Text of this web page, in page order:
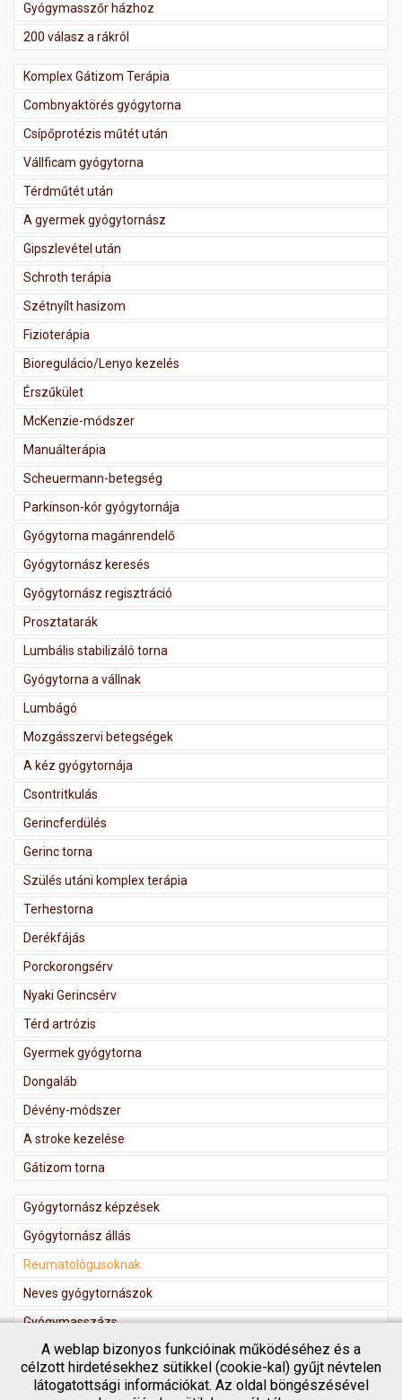
Gyógymasszőr házhoz
200 válasz a rákról
Komplex Gátizom Terápia
Combnyaktörés gyógytorna
Csípőprotézis műtét után
Vállficam gyógytorna
Térdműtét után
A gyermek gyógytornász
Gipszlevétel után
Schroth terápia
Szétnyílt hasizom
Fizioterápia
Bioregulácio/Lenyo kezelés
Érszűkület
McKenzie-módszer
Manuálterápia
Scheuermann-betegség
Parkinson-kór gyógytornája
Gyógytorna magánrendelő
Gyógytornász keresés
Gyógytornász regisztráció
Prosztatarák
Lumbális stabilizáló torna
Gyógytorna a vállnak
Lumbágó
Mozgásszervi betegségek
A kéz gyógytornája
Csontritkulás
Gerincferdülés
Gerinc torna
Szülés utáni komplex terápia
Terhestorna
Derékfájás
Porckorongsérv
Nyaki Gerincsérv
Térd artrózis
Gyermek gyógytorna
Dongaláb
Dévény-módszer
A stroke kezelése
Gátizom torna
Gyógytornász képzések
Gyógytornász állás
Reumatológusoknak
Neves gyógytornászok
Gyógymasszázs
Masszőr regisztráció
A weblap bizonyos funkcióinak működéséhez és a
célzott hirdetésekhez sütikkel (cookie-kal) gyűjt névtelen
látogatottsági információkat. Az oldal böngészésével